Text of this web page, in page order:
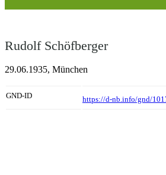
Rudolf Schöfberger
29.06.1935, München
GND-ID https://d-nb.info/gnd/